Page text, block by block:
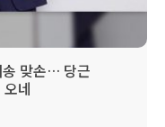
송 맞손… 당근
네